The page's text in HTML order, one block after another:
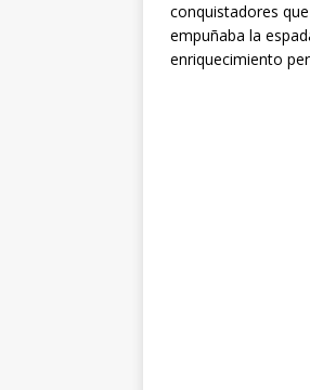
conquistadores
empuñaba la
enriquecimiento